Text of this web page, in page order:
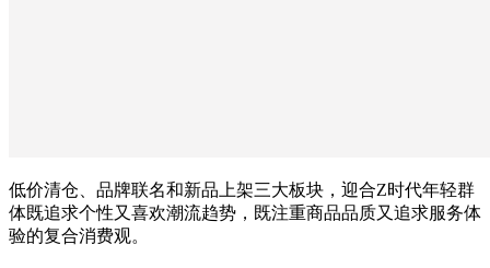
低价清仓、品牌联名和新品上架三大板块，迎合Z时代年轻群
体既追求个性又喜欢潮流趋势，既注重商品品质又追求服务体
验的复合消费观。